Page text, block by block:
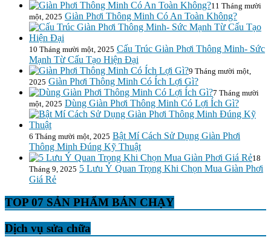
11 Tháng mười
một, 2025 Giàn Phơi Thông Minh Có An Toàn Không?
10 Tháng mười một, 2025 Cấu Trúc Giàn Phơi Thông Minh- Sức
Mạnh Từ Cấu Tạo Hiện Đại
9 Tháng mười một,
2025 Giàn Phơi Thông Minh Có Ích Lợi Gì?
7 Tháng mười
một, 2025 Dùng Giàn Phơi Thông Minh Có Lợi Ích Gì?
6 Tháng mười một, 2025 Bật Mí Cách Sử Dụng Giàn Phơi
Thông Minh Đúng Kỹ Thuật
18
Tháng 9, 2025 5 Lưu Ý Quan Trọng Khi Chọn Mua Giàn Phơi
Giá Rẻ
TOP 07 SẢN PHẨM BÁN CHẠY
Dịch vụ sửa chữa